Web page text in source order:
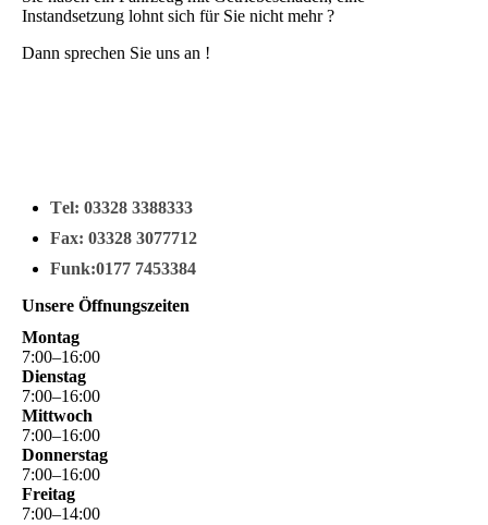
Instandsetzung lohnt sich für Sie nicht mehr ?
Dann sprechen Sie uns an !
Tel: 03328 3388333
Fax: 03328 3077712
Funk:0177 7453384
Unsere Öffnungszeiten
Montag
7:00–16:00
Dienstag
7:00–16:00
Mittwoch
7:00–16:00
Donnerstag
7:00–16:00
Freitag
7:00–14:00